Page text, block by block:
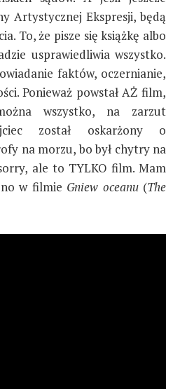
Artystycznej Ekspresji, będą
To, że pisze się książkę albo
usprawiedliwia wszystko.
faktów, oczernianie,
Ponieważ powstał AŻ film,
wszystko, na zarzut
został oskarżony o
na morzu, bo był chytry na
ale to TYLKO film. Mam
w filmie Gniew oceanu(The